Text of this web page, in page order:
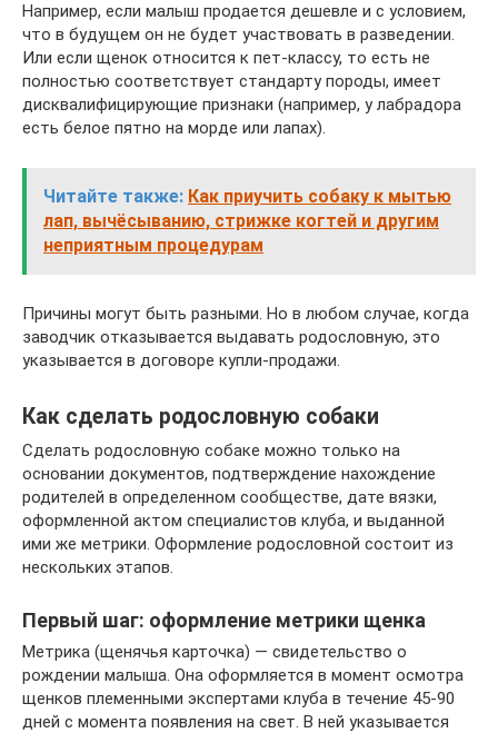
Например, если малыш продается дешевле и с условием,
что в будущем он не будет участвовать в разведении.
Или если щенок относится к пет-классу, то есть не
полностью соответствует стандарту породы, имеет
дисквалифицирующие признаки (например, у лабрадора
есть белое пятно на морде или лапах).
Читайте также: ​Как приучить собаку к мытью
лап, вычёсыванию, стрижке когтей и другим
неприятным процедурам
Причины могут быть разными. Но в любом случае, когда
заводчик отказывается выдавать родословную, это
указывается в договоре купли-продажи.
Как сделать родословную собаки
Сделать родословную собаке можно только на
основании документов, подтверждение нахождение
родителей в определенном сообществе, дате вязки,
оформленной актом специалистов клуба, и выданной
ими же метрики. Оформление родословной состоит из
нескольких этапов.
Первый шаг: оформление метрики щенка
Метрика (щенячья карточка) — свидетельство о
рождении малыша. Она оформляется в момент осмотра
щенков племенными экспертами клуба в течение 45-90
дней с момента появления на свет. В ней указывается